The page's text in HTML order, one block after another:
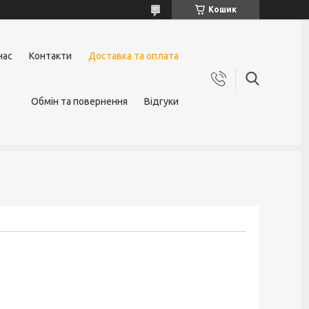
Кошик
Контакти Доставка та оплата
Обмін та повернення Відгуки